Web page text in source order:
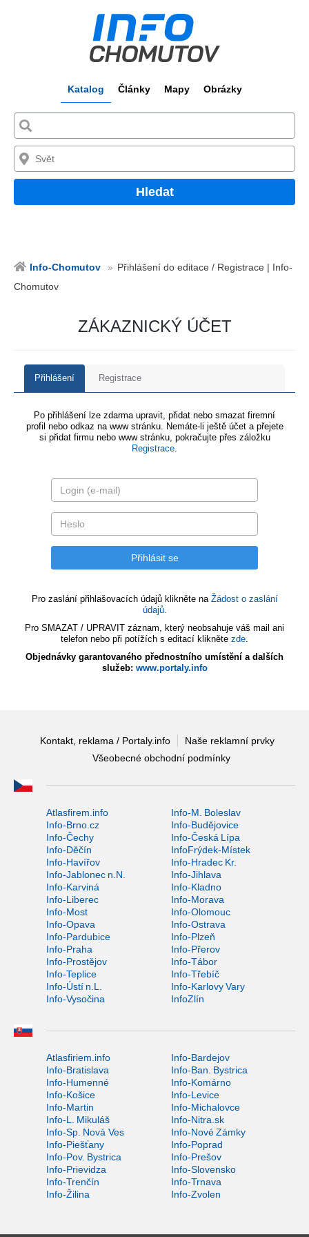
Katalog Články Mapy Obrázky
Hledat
Info-Chomutov
Přihlášení do editace / Registrace | Info-
Chomutov
ZÁKAZNICKÝ ÚČET
Přihlášení Registrace
Po přihlášení lze zdarma upravit, přidat nebo smazat firemní
profil nebo odkaz na www stránku. Nemáte-li ještě účet a přejete
si přidat firmu nebo www stránku, pokračujte přes záložku
Registrace.
Pro zaslání přihlašovacích údajů klikněte na Žádost o zaslání
údajů.
Pro SMAZAT / UPRAVIT záznam, který neobsahuje váš mail ani
telefon nebo při potížích s editací klikněte zde.
Objednávky garantovaného přednostního umístění a dalších
služeb: www.portaly.info
Kontakt, reklama / Portaly.info
Naše reklamní prvky
Všeobecné obchodní podmínky
Atlasfirem.info
Info-M. Boleslav
Info-Brno.cz
Info-Budějovice
Info-Čechy
Info-Česká Lípa
Info-Děčín
InfoFrýdek-Místek
Info-Havířov
Info-Hradec Kr.
Info-Jablonec n.N.
Info-Jihlava
Info-Karviná
Info-Kladno
Info-Liberec
Info-Morava
Info-Most
Info-Olomouc
Info-Opava
Info-Ostrava
Info-Pardubice
Info-Plzeň
Info-Praha
Info-Přerov
Info-Prostějov
Info-Tábor
Info-Teplice
Info-Třebíč
Info-Ústí n.L.
Info-Karlovy Vary
Info-Vysočina
InfoZlín
Atlasfiriem.info
Info-Bardejov
Info-Bratislava
Info-Ban. Bystrica
Info-Humenné
Info-Komárno
Info-Košice
Info-Levice
Info-Martin
Info-Michalovce
Info-L. Mikuláš
Info-Nitra.sk
Info-Sp. Nová Ves
Info-Nové Zámky
Info-Piešťany
Info-Poprad
Info-Pov. Bystrica
Info-Prešov
Info-Prievidza
Info-Slovensko
Info-Trenčín
Info-Trnava
Info-Žilina
Info-Zvolen